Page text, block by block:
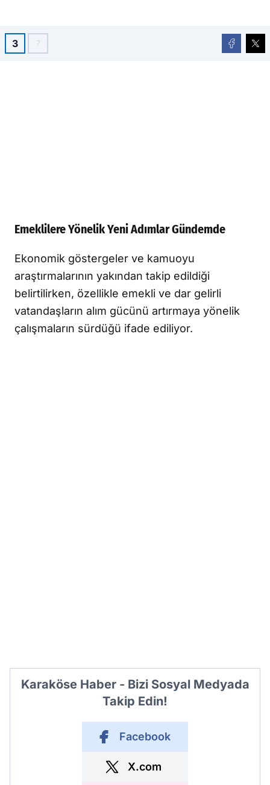
3 7
Emeklilere Yönelik Yeni Adımlar Gündemde
Ekonomik göstergeler ve kamuoyu
araştırmalarının yakından takip edildiği
belirtilirken, özellikle emekli ve dar gelirli
vatandaşların alım gücünü artırmaya yönelik
çalışmaların sürdüğü ifade ediliyor.
Karaköse Haber - Bizi Sosyal Medyada
Takip Edin!
Facebook
X.com